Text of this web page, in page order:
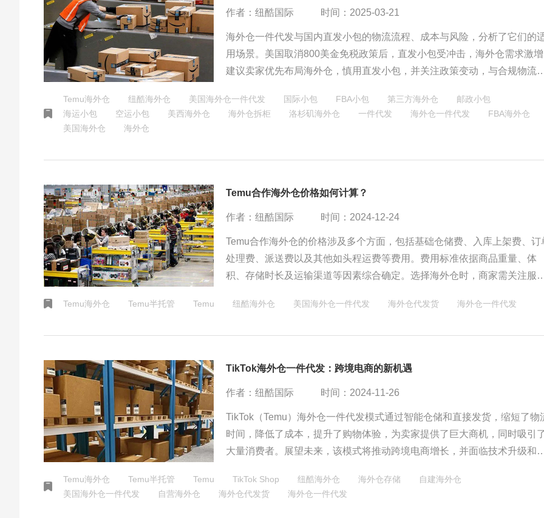
作者：纽酷国际 时间：2025-03-21
海外仓一件代发与国内直发小包的物流流程、成本与风险，分析了它们的
用场景。美国取消800美金免税政策后，直发小包受冲击，海外仓需求激增
建议卖家优先布局海外仓，慎用直发小包，并关注政策变动，与合规物流
Temu海外仓 纽酷海外仓 美国海外仓一件代发 国际小包 FBA小包 第三方海外仓
邮政小包
海运小包
空运小包 美西海外仓 海外仓拆柜 洛杉矶海外仓 一件代发 海外仓一件代发
FBA海外仓
美国海外仓
海外仓
Temu合作海外仓价格如何计算？
作者：纽酷国际 时间：2024-12-24
Temu合作海外仓的价格涉及多个方面，包括基础仓储费、入库上架费、订
处理费、派送费以及其他如头程运费等费用。费用标准依据商品重量、体
积、存储时长及运输渠道等因素综合确定。选择海外仓时，商家需关注服
本。
Temu海外仓 Temu半托管 Temu 纽酷海外仓 美国海外仓一件代发 海外仓代发货 海外仓一件代发
TikTok海外仓一件代发：跨境电商的新机遇
作者：纽酷国际 时间：2024-11-26
TikTok（Temu）海外仓一件代发模式通过智能仓储和直接发货，缩短了物
时间，降低了成本，提升了购物体验，为卖家提供了巨大商机，同时吸引
大量消费者。展望未来，该模式将推动跨境电商增长，并面临技术升级和
Temu海外仓 Temu半托管 Temu TikTok Shop 纽酷海外仓 海外仓存储
自建海外仓
美国海外仓一件代发
自营海外仓 海外仓代发货 海外仓一件代发